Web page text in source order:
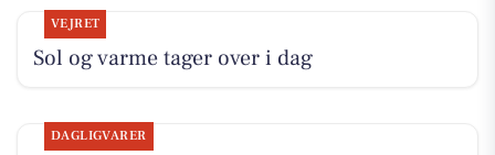
VEJRET
Sol og varme tager over i dag
DAGLIGVARER